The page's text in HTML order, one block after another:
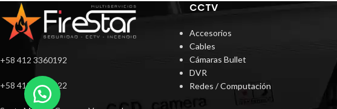
+58 412 3360192
+58 412 9721522
CCTV
Accesorios
Cables
Cámaras Bullet
DVR
Redes / Computación